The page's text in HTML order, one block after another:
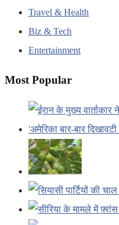
Travel & Health
Biz & Tech
Entertainment
Most Popular